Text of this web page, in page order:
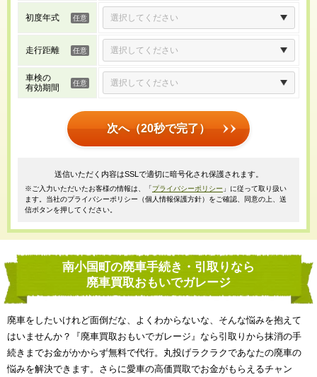
初度年式
走行距離
車検の
有効期間
次へ（20秒で完了）
送信いただく内容はSSLで適切に暗号化され保護されます。
※ご入力いただいたお客様の情報は、「プライバシーポリシー 」に従って取り扱い
ます。当社のプライバシーポリシー（個人情報保護方針）をご確認、同意の上、送
信ボタンを押してください。
南小国町の廃車手続き・引取りなら
廃車買取おもいでガレージ
廃車をしたいけれど面倒だな、よくわからないな、そんな悩みを抱えて
はいませんか？『廃車買取おもいでガレージ』なら引取りから抹消の手
続きまでお金がかからず無料で代行。丸投げラクラクであなたの廃車の
悩みを解決できます。さらに愛車の高価買取でお金がもらえるチャン